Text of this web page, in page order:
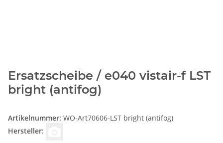
Ersatzscheibe / e040 vistair-f LST
bright (antifog)
Artikelnummer: WO-Art70606-LST bright (antifog)
Hersteller: